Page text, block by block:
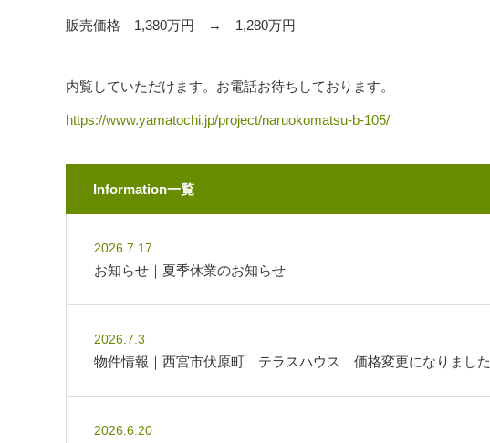
販売価格 1,380万円 → 1,280万円
内覧していただけます。お電話お待ちしております。
https://www.yamatochi.jp/project/naruokomatsu-b-105/
Information一覧
2026.7.17
お知らせ｜夏季休業のお知らせ
2026.7.3
物件情報｜西宮市伏原町 テラスハウス 価格変更になりました
2026.6.20